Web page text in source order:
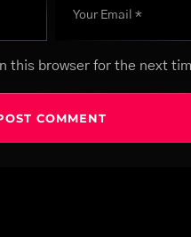
this browser for the next